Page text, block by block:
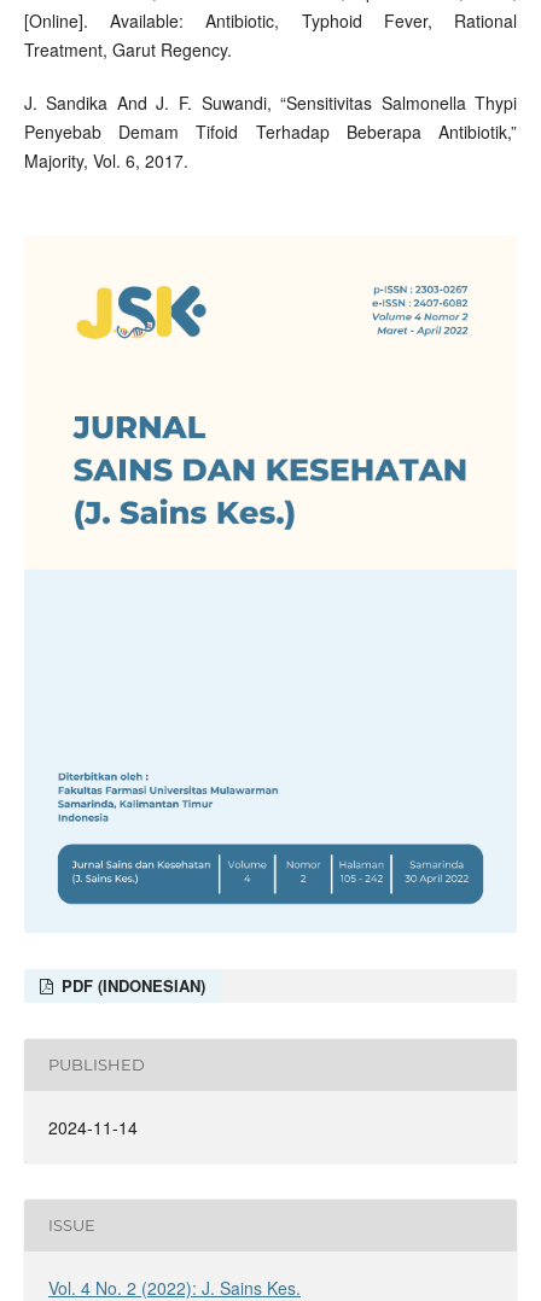
[Online]. Available: Antibiotic, Typhoid Fever, Rational
Treatment, Garut Regency.
J. Sandika And J. F. Suwandi, “Sensitivitas Salmonella Thypi
Penyebab Demam Tifoid Terhadap Beberapa Antibiotik,”
Majority, Vol. 6, 2017.
PDF (INDONESIAN)
PUBLISHED
2024-11-14
ISSUE
Vol. 4 No. 2 (2022): J. Sains Kes.